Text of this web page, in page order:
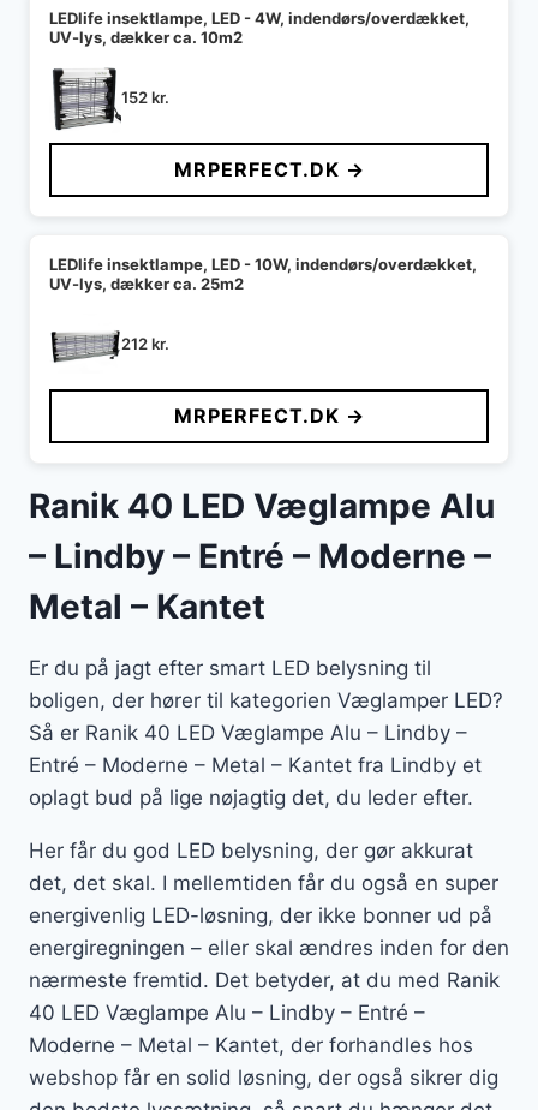
LEDlife insektlampe, LED - 4W, indendørs/overdækket,
UV-lys, dækker ca. 10m2
152kr.
MRPERFECT.DK →
LEDlife insektlampe, LED - 10W, indendørs/overdækket,
UV-lys, dækker ca. 25m2
212kr.
MRPERFECT.DK →
Ranik 40 LED Væglampe Alu
– Lindby – Entré – Moderne –
Metal – Kantet
Er du på jagt efter smart LED belysning til
boligen, der hører til kategorien Væglamper LED?
Så er Ranik 40 LED Væglampe Alu – Lindby –
Entré – Moderne – Metal – Kantet fra Lindby et
oplagt bud på lige nøjagtig det, du leder efter.
Her får du god LED belysning, der gør akkurat
det, det skal. I mellemtiden får du også en super
energivenlig LED-løsning, der ikke bonner ud på
energiregningen – eller skal ændres inden for den
nærmeste fremtid. Det betyder, at du med Ranik
40 LED Væglampe Alu – Lindby – Entré –
Moderne – Metal – Kantet, der forhandles hos
webshop får en solid løsning, der også sikrer dig